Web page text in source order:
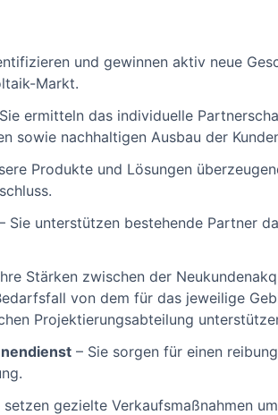
und gewinnen aktiv neue
Markt.
ermitteln das individuelle
sowie nachhaltigen Ausbau der
Produkte und Lösungen
Sie unterstützen bestehende Partner
Stärken zwischen der
von dem für das jeweilige
Projektierungsabteilung
– Sie sorgen für einen
setzen gezielte Verkaufsmaßnahmen